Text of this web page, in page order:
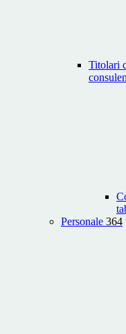
Titolari
Personale 364